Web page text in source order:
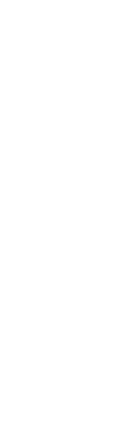
Prata